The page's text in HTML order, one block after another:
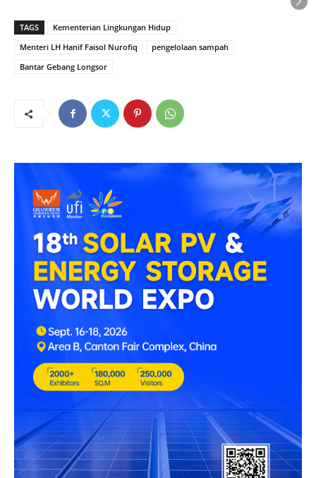
TAGS
Kementerian Lingkungan Hidup
Menteri LH Hanif Faisol Nurofiq
pengelolaan sampah
Bantar Gebang Longsor